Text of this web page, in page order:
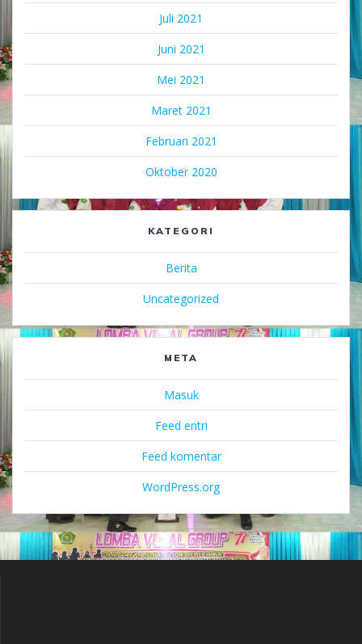
Juli 2021
Juni 2021
Mei 2021
Maret 2021
Februari 2021
Oktober 2020
KATEGORI
Berita
Uncategorized
META
Masuk
Feed entri
Feed komentar
WordPress.org